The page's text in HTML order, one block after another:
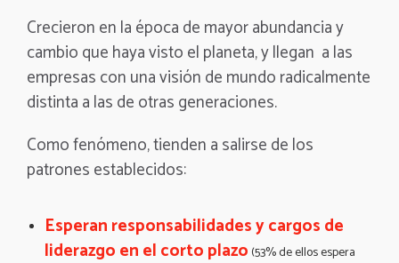
Crecieron en la época de mayor abundancia y
cambio que haya visto el planeta, y llegan a las
empresas con una visión de mundo radicalmente
distinta a las de otras generaciones.
Como fenómeno, tienden a salirse de los
patrones establecidos:
Esperan responsabilidades y cargos de
liderazgo en el corto plazo(53% de ellos espera